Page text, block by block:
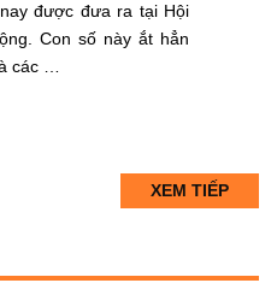
được đưa ra tại Hội
Con số này ắt hẳn
các …
XEM TIẾP